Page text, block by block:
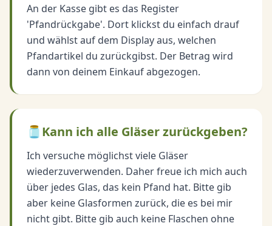
An der Kasse gibt es das Register
'Pfandrückgabe'. Dort klickst du einfach drauf
und wählst auf dem Display aus, welchen
Pfandartikel du zurückgibst. Der Betrag wird
dann von deinem Einkauf abgezogen.
🫙Kann ich alle Gläser zurückgeben?
Ich versuche möglichst viele Gläser
wiederzuverwenden. Daher freue ich mich auch
über jedes Glas, das kein Pfand hat. Bitte gib
aber keine Glasformen zurück, die es bei mir
nicht gibt. Bitte gib auch keine Flaschen ohne